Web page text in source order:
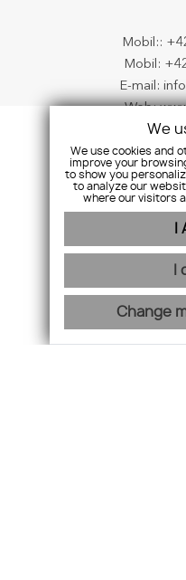
Mobil::
Mobil:
E-mail:
Web:
Monday -
Saturday -
Due to current
notice. You can contact
We
We use cookies and
improve your
to show you
to analyze our
where our visitors
Change